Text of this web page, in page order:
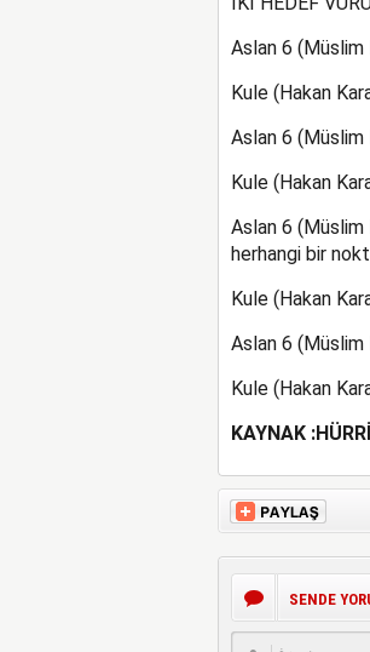
Aslan 6
Kule (Hakan
Aslan 6
Kule (Hakan
Aslan 6 (Müslim
herhangi bir
Kule (Hakan
Aslan 6 (Müslim
Kule (Hakan
KAYNAK
SENDE